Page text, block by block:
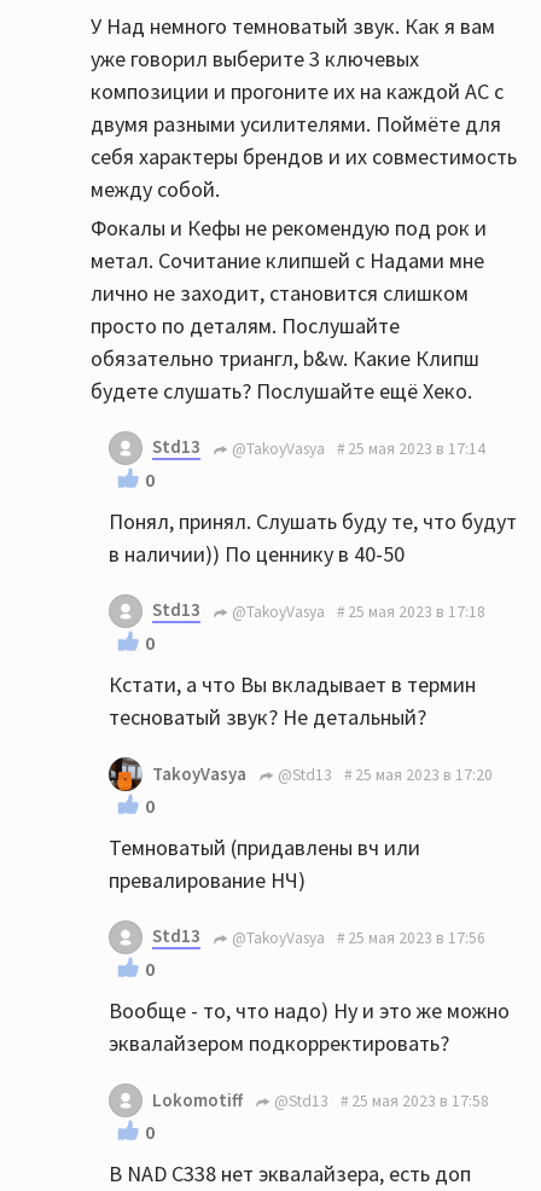
У Над немного темноватый звук. Как я вам
уже говорил выберите 3 ключевых
композиции и прогоните их на каждой АС с
двумя разными усилителями. Поймёте для
себя характеры брендов и их совместимость
между собой.
Фокалы и Кефы не рекомендую под рок и
метал. Сочитание клипшей с Надами мне
лично не заходит, становится слишком
просто по деталям. Послушайте
обязательно триангл, b&w. Какие Клипш
будете слушать? Послушайте ещё Хеко.
Std13 @TakoyVasya 25 мая 2023 в 17:14
0
Понял, принял. Слушать буду те, что будут
в наличии)) По ценнику в 40-50
Std13 @TakoyVasya 25 мая 2023 в 17:18
0
Кстати, а что Вы вкладывает в термин
тесноватый звук? Не детальный?
TakoyVasya @Std13 25 мая 2023 в 17:20
0
Темноватый (придавлены вч или
превалирование НЧ)
Std13 @TakoyVasya 25 мая 2023 в 17:56
0
Вообще - то, что надо) Ну и это же можно
эквалайзером подкорректировать?
Lokomotiff @Std13 25 мая 2023 в 17:58
0
В NAD C338 нет эквалайзера, есть доп